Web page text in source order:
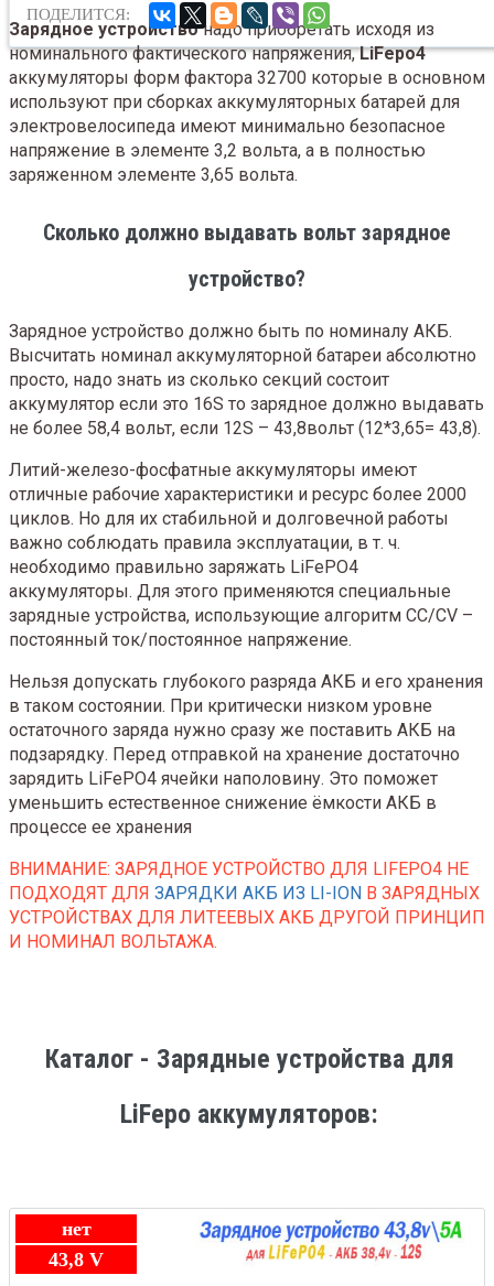
ПОДЕЛИТСЯ:
Зарядное устройствонадо приобретать исходя из
номинального фактического напряжения,LiFepo4
аккумуляторы форм фактора 32700 которые в основном
используют при сборках аккумуляторных батарей для
электровелосипеда имеют минимально безопасное
напряжение в элементе 3,2 вольта, а в полностью
заряженном элементе 3,65 вольта.
Сколько должно выдавать вольт зарядное
устройство?
Зарядное устройство должно быть по номиналу АКБ.
Высчитать номинал аккумуляторной батареи абсолютно
просто, надо знать из сколько секций состоит
аккумулятор если это 16S то зарядное должно выдавать
не более 58,4 вольт, если 12S – 43,8вольт (12*3,65= 43,8).
Литий-железо-фосфатные аккумуляторы имеют
отличные рабочие характеристики и ресурс более 2000
циклов. Но для их стабильной и долговечной работы
важно соблюдать правила эксплуатации, в т. ч.
необходимо правильно заряжать LiFePO4
аккумуляторы. Для этого применяются специальные
зарядные устройства, использующие алгоритм CC/CV –
постоянный ток/постоянное напряжение.
Нельзя допускать глубокого разряда АКБ и его хранения
в таком состоянии. При критически низком уровне
остаточного заряда нужно сразу же поставить АКБ на
подзарядку. Перед отправкой на хранение достаточно
зарядить LiFePO4 ячейки наполовину. Это поможет
уменьшить естественное снижение ёмкости АКБ в
процессе ее хранения
ВНИМАНИЕ: ЗАРЯДНОЕ УСТРОЙСТВО ДЛЯ LIFEPO4 НЕ
ПОДХОДЯТ ДЛЯ ЗАРЯДКИ АКБ ИЗ LI-ION В ЗАРЯДНЫХ
УСТРОЙСТВАХ ДЛЯ ЛИТЕЕВЫХ АКБ ДРУГОЙ ПРИНЦИП
И НОМИНАЛ ВОЛЬТАЖА.
Каталог - Зарядные устройства для
LiFepo аккумуляторов:
нет
43,8 V